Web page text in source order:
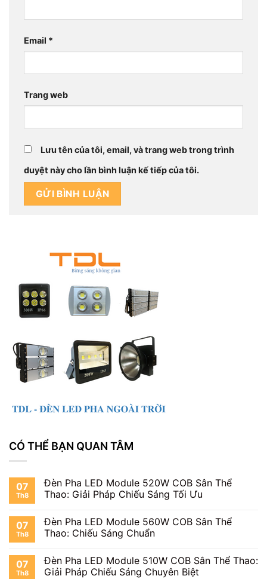
Email *
Trang web
Lưu tên của tôi, email, và trang web trong trình
duyệt này cho lần bình luận kế tiếp của tôi.
CÓ THỂ BẠN QUAN TÂM
07
Th8
Đèn Pha LED Module 520W COB Sân Thể
Thao: Giải Pháp Chiếu Sáng Tối Ưu
07
Th8
Đèn Pha LED Module 560W COB Sân Thể
Thao: Chiếu Sáng Chuẩn
07
Th8
Đèn Pha LED Module 510W COB Sân Thể Thao:
Giải Pháp Chiếu Sáng Chuyên Biệt